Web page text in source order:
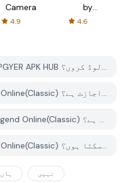
Camera
4.9
by
AFTVnews
4.6
میں Legend Online(Classic) کو PGYER APK HUB سے کیسے ڈاؤن لوڈ کروں؟
کیا PGYER APK HUB پر Legend Online(Classic) کو مفت ڈاؤن لوڈ کرنے کی اجازت ہے؟
کیا مجھے PGYER APK HUB سے Legend Online(Classic) ڈاؤن لوڈ کرنے کے لئے اکاؤنٹ کی ضرورت ہے؟
میں PGYER APK HUB پر Legend Online(Classic) کے ساتھ کوئی مسئلہ کیسے رپورٹ کرسکتا ہوں؟
ہاں نہیں